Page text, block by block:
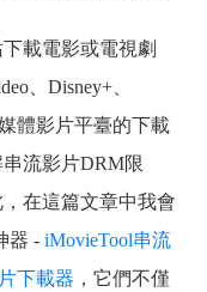
載電影或電視劇
、Disney+、
體影片平臺的下載
流影片DRM限
在這篇文章中我會
器 -iMovieTool串流
下載器 ，它們不僅